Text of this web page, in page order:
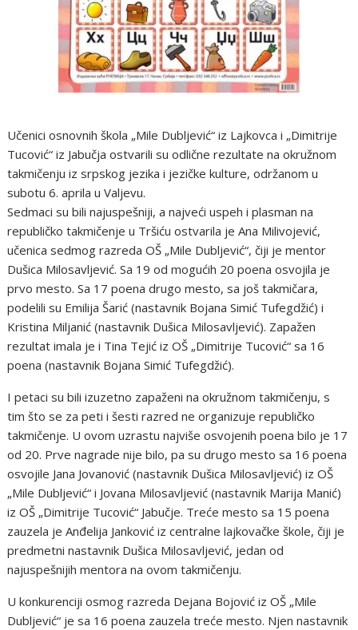
Učenici osnovnih škola „Mile Dubljević“ iz Lajkovca i „Dimitrije
Tucović“ iz Jabučja ostvarili su odlične rezultate na okružnom
takmičenju iz srpskog jezika i jezičke kulture, održanom u
subotu 6. aprila u Valjevu.
Sedmaci su bili najuspešniji, a najveći uspeh i plasman na
republičko takmičenje u Tršiću ostvarila je Ana Milivojević,
učenica sedmog razreda OŠ „Mile Dubljević“, čiji je mentor
Dušica Milosavljević. Sa 19 od mogućih 20 poena osvojila je
prvo mesto. Sa 17 poena drugo mesto, sa još takmičara,
podelili su Emilija Šarić (nastavnik Bojana Simić Tufegdžić) i
Kristina Miljanić (nastavnik Dušica Milosavljević). Zapažen
rezultat imala je i Tina Tejić iz OŠ „Dimitrije Tucović“ sa 16
poena (nastavnik Bojana Simić Tufegdžić).
I petaci su bili izuzetno zapaženi na okružnom takmičenju, s
tim što se za peti i šesti razred ne organizuje republičko
takmičenje. U ovom uzrastu najviše osvojenih poena bilo je 17
od 20. Prve nagrade nije bilo, pa su drugo mesto sa 16 poena
osvojile Jana Jovanović (nastavnik Dušica Milosavljević) iz OŠ
„Mile Dubljević“ i Jovana Milosavljević (nastavnik Marija Manić)
iz OŠ „Dimitrije Tucović“ Jabučje. Treće mesto sa 15 poena
zauzela je Anđelija Janković iz centralne lajkovačke škole, čiji je
predmetni nastavnik Dušica Milosavljević, jedan od
najuspešnijih mentora na ovom takmičenju.
U konkurenciji osmog razreda Dejana Bojović iz OŠ „Mile
Dubljević“ je sa 16 poena zauzela treće mesto. Njen nastavnik